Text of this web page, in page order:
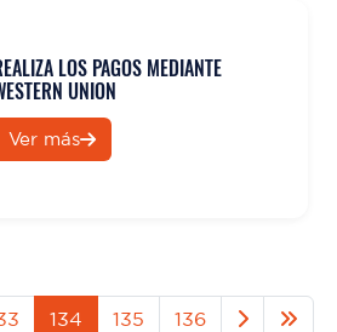
LOS PAGOS MEDIANTE
UNION
Ver más
134 135 136